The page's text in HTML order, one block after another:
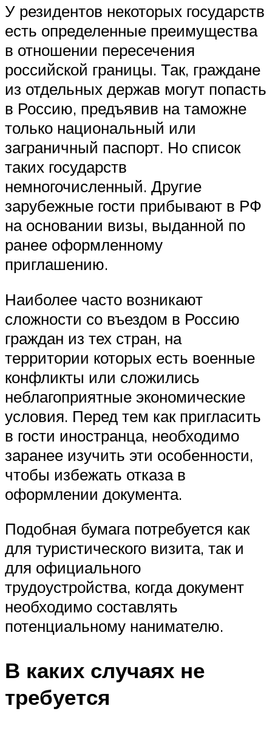
У резидентов некоторых государств
есть определенные преимущества
в отношении пересечения
российской границы. Так, граждане
из отдельных держав могут попасть
в Россию, предъявив на таможне
только национальный или
заграничный паспорт. Но список
таких государств
немногочисленный. Другие
зарубежные гости прибывают в РФ
на основании визы, выданной по
ранее оформленному
приглашению.
Наиболее часто возникают
сложности со въездом в Россию
граждан из тех стран, на
территории которых есть военные
конфликты или сложились
неблагоприятные экономические
условия. Перед тем как пригласить
в гости иностранца, необходимо
заранее изучить эти особенности,
чтобы избежать отказа в
оформлении документа.
Подобная бумага потребуется как
для туристического визита, так и
для официального
трудоустройства, когда документ
необходимо составлять
потенциальному нанимателю.
В каких случаях не
требуется